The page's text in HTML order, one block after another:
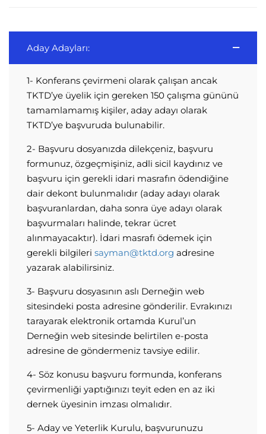
Aday Adayları:
1- Konferans çevirmeni olarak çalışan ancak
TKTD’ye üyelik için gereken 150 çalışma gününü
tamamlamamış kişiler, aday adayı olarak
TKTD’ye başvuruda bulunabilir.
2- Başvuru dosyanızda dilekçeniz, başvuru
formunuz, özgeçmişiniz, adli sicil kaydınız ve
başvuru için gerekli idari masrafın ödendiğine
dair dekont bulunmalıdır (aday adayı olarak
başvuranlardan, daha sonra üye adayı olarak
başvurmaları halinde, tekrar ücret
alınmayacaktır). İdari masrafı ödemek için
gerekli bilgileri sayman@tktd.org adresine
yazarak alabilirsiniz.
3- Başvuru dosyasının aslı Derneğin web
sitesindeki posta adresine gönderilir. Evrakınızı
tarayarak elektronik ortamda Kurul’un
Derneğin web sitesinde belirtilen e-posta
adresine de göndermeniz tavsiye edilir.
4- Söz konusu başvuru formunda, konferans
çevirmenliği yaptığınızı teyit eden en az iki
dernek üyesinin imzası olmalıdır.
5- Aday ve Yeterlik Kurulu, başvurunuzu